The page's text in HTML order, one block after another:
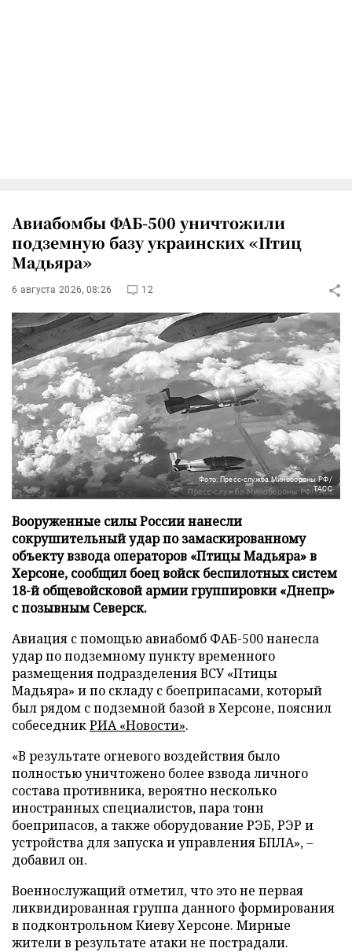
Авиабомбы ФАБ-500 уничтожили
подземную базу украинских «Птиц
Мадьяра»
6 августа 2026, 08:26 12
Фото: Пресс-служба Минобороны РФ/
ТАСС
Вооруженные силы России нанесли
сокрушительный удар по замаскированному
объекту взвода операторов «Птицы Мадьяра» в
Херсоне, сообщил боец войск беспилотных систем
18-й общевойсковой армии группировки «Днепр»
с позывным Северск.
Авиация с помощью авиабомб ФАБ-500 нанесла
удар по подземному пункту временного
размещения подразделения ВСУ «Птицы
Мадьяра» и по складу с боеприпасами, который
был рядом с подземной базой в Херсоне, пояснил
собеседникРИА «Новости».
«В результате огневого воздействия было
полностью уничтожено более взвода личного
состава противника, вероятно несколько
иностранных специалистов, пара тонн
боеприпасов, а также оборудование РЭБ, РЭР и
устройства для запуска и управления БПЛА», –
добавил он.
Военнослужащий отметил, что это не первая
ликвидированная группа данного формирования
в подконтрольном Киеву Херсоне. Мирные
жители в результате атаки не пострадали.